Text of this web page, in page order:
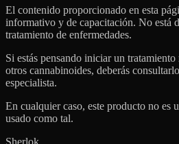
El contenido proporcionado en esta
informativo y de capacitación. No está
tratamiento de enfermedades.
Si estás pensando iniciar un
otros cannabinoides, deberás
especialista.
En cualquier caso, este producto no es
usado como tal.
Sherlok